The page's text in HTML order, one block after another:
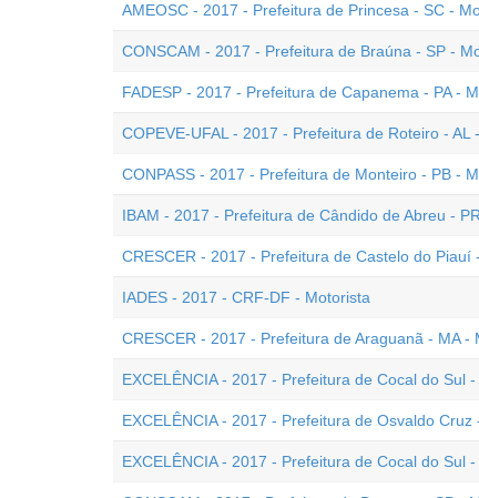
AMEOSC - 2017 - Prefeitura de Princesa - SC -
CONSCAM - 2017 - Prefeitura de Braúna - SP -
FADESP - 2017 - Prefeitura de Capanema - PA -
COPEVE-UFAL - 2017 - Prefeitura de Roteiro - AL
CONPASS - 2017 - Prefeitura de Monteiro - PB -
IBAM - 2017 - Prefeitura de Cândido de Abreu -
CRESCER - 2017 - Prefeitura de Castelo do Piauí
IADES - 2017 - CRF-DF - Motorista
CRESCER - 2017 - Prefeitura de Araguanã - MA -
EXCELÊNCIA - 2017 - Prefeitura de Cocal do Sul
EXCELÊNCIA - 2017 - Prefeitura de Osvaldo Cruz
EXCELÊNCIA - 2017 - Prefeitura de Cocal do Sul